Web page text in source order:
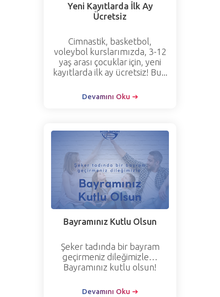
Yeni Kayıtlarda İlk Ay
Ücretsiz
Cimnastik, basketbol,
voleybol kurslarımızda, 3-12
yaş arası çocuklar için, yeni
kayıtlarda ilk ay ücretsiz! Bu...
Devamını Oku ➔
Bayramınız Kutlu Olsun
Şeker tadında bir bayram
geçirmeniz dileğimizle…
Bayramınız kutlu olsun!
Devamını Oku ➔